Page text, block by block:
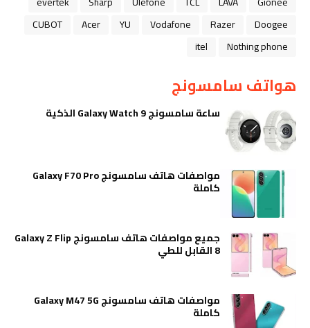
Doogee
Razer
Vodafone
YU
Acer
CUBOT
Nothing phone
itel
هواتف سامسونج
ساعة سامسونج Galaxy Watch 9 الذكية
مواصفات هاتف سامسونج Galaxy F70 Pro
كاملة
جميع مواصفات هاتف سامسونج Galaxy Z Flip
8 القابل للطي
مواصفات هاتف سامسونج Galaxy M47 5G
كاملة